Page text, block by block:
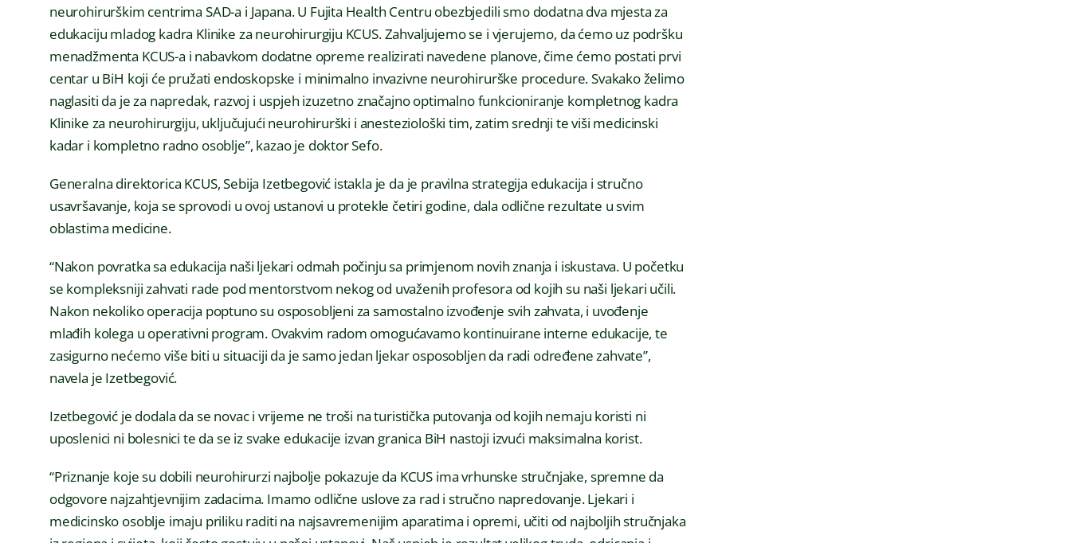
neurohirurškim centrima SAD-a i Japana. U Fujita Health Centru obezbjedili smo dodatna dva mjesta za
edukaciju mladog kadra Klinike za neurohirurgiju KCUS. Zahvaljujemo se i vjerujemo, da ćemo uz podršku
menadžmenta KCUS-a i nabavkom dodatne opreme realizirati navedene planove, čime ćemo postati prvi
centar u BiH koji će pružati endoskopske i minimalno invazivne neurohirurške procedure. Svakako želimo
naglasiti da je za napredak, razvoj i uspjeh izuzetno značajno optimalno funkcioniranje kompletnog kadra
Klinike za neurohirurgiju, uključujući neurohirurški i anesteziološki tim, zatim srednji te viši medicinski
kadar i kompletno radno osoblje”, kazao je doktor Sefo.
Generalna direktorica KCUS, Sebija Izetbegović istakla je da je pravilna strategija edukacija i stručno
usavršavanje, koja se sprovodi u ovoj ustanovi u protekle četiri godine, dala odlične rezultate u svim
oblastima medicine.
“Nakon povratka sa edukacija naši ljekari odmah počinju sa primjenom novih znanja i iskustava. U početku
se kompleksniji zahvati rade pod mentorstvom nekog od uvaženih profesora od kojih su naši ljekari učili.
Nakon nekoliko operacija poptuno su osposobljeni za samostalno izvođenje svih zahvata, i uvođenje
mlađih kolega u operativni program. Ovakvim radom omogućavamo kontinuirane interne edukacije, te
zasigurno nećemo više biti u situaciji da je samo jedan ljekar osposobljen da radi određene zahvate”,
navela je Izetbegović.
Izetbegović je dodala da se novac i vrijeme ne troši na turistička putovanja od kojih nemaju koristi ni
uposlenici ni bolesnici te da se iz svake edukacije izvan granica BiH nastoji izvući maksimalna korist.
“Priznanje koje su dobili neurohirurzi najbolje pokazuje da KCUS ima vrhunske stručnjake, spremne da
odgovore najzahtjevnijim zadacima. Imamo odlične uslove za rad i stručno napredovanje. Ljekari i
medicinsko osoblje imaju priliku raditi na najsavremenijim aparatima i opremi, učiti od najboljih stručnjaka